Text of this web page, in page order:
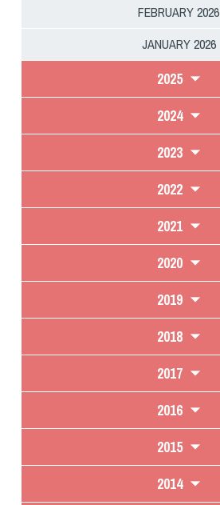
FEBRUARY 2026
JANUARY 2026
2025
2024
2023
2022
2021
2020
2019
2018
2017
2016
2015
2014